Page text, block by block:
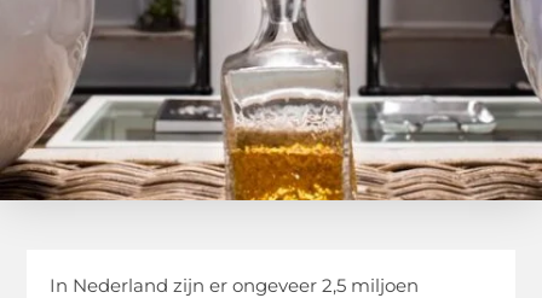
In Nederland zijn er ongeveer 2,5 miljoen